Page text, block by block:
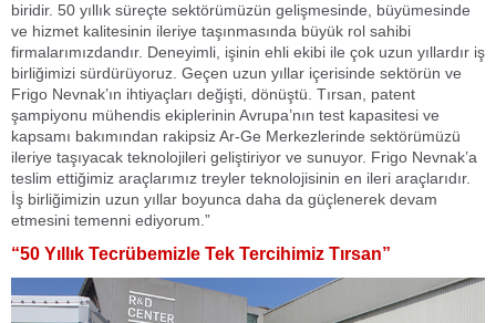
biridir. 50 yıllık süreçte sektörümüzün gelişmesinde, büyümesinde
ve hizmet kalitesinin ileriye taşınmasında büyük rol sahibi
firmalarımızdandır. Deneyimli, işinin ehli ekibi ile çok uzun yıllardır iş
birliğimizi sürdürüyoruz. Geçen uzun yıllar içerisinde sektörün ve
Frigo Nevnak’ın ihtiyaçları değişti, dönüştü. Tırsan, patent
şampiyonu mühendis ekiplerinin Avrupa’nın test kapasitesi ve
kapsamı bakımından rakipsiz Ar-Ge Merkezlerinde sektörümüzü
ileriye taşıyacak teknolojileri geliştiriyor ve sunuyor. Frigo Nevnak’a
teslim ettiğimiz araçlarımız treyler teknolojisinin en ileri araçlarıdır.
İş birliğimizin uzun yıllar boyunca daha da güçlenerek devam
etmesini temenni ediyorum.”
“50 Yıllık Tecrübemizle Tek Tercihimiz Tırsan”